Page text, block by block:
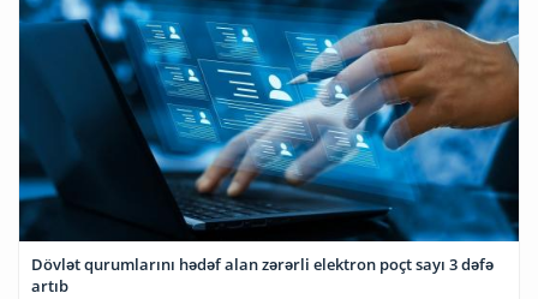
Dövlət qurumlarını hədəf alan zərərli elektron poçt sayı 3 dəfə
artıb